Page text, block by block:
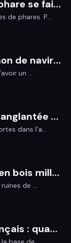
16. Quand le gardien de phare se fait artiste
de phares. P...
15. Sommeillait là un canon de navire corsaire
un ...
14. Une tête de veau ensanglantée comme œuvre d’art
dans l’a...
13. Un élément de siège en bois millénaire à Landévennec
de ...
12. La grève du Joint Français : quand une sculpture témoigne d’un mouvement social